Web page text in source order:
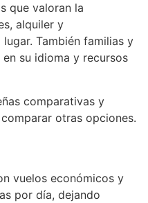
que valoran la
alquiler y
También familias y
su idioma y recursos
comparativas y
otras opciones.
vuelos económicos y
por día, dejando